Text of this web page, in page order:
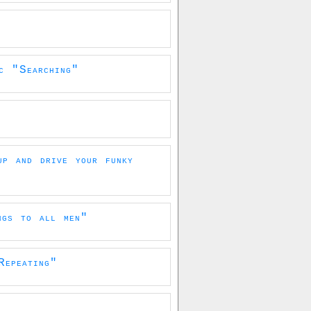
"Searching"
and drive your funky
to all men"